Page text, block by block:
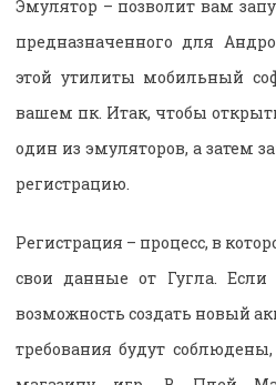
Эмулятор – позволит вам
предназначенного для
этой утилиты мобильный
вашем пк. Итак, чтобы
один из эмуляторов, а затем
регистрацию.
Регистрация – процесс, в
свои данные от Гугла. Если
возможность создать новый
требования будут